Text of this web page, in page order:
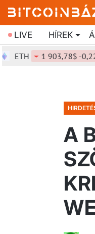
LIVE HÍREK
ETH 1 903,78$ -0,22%
A